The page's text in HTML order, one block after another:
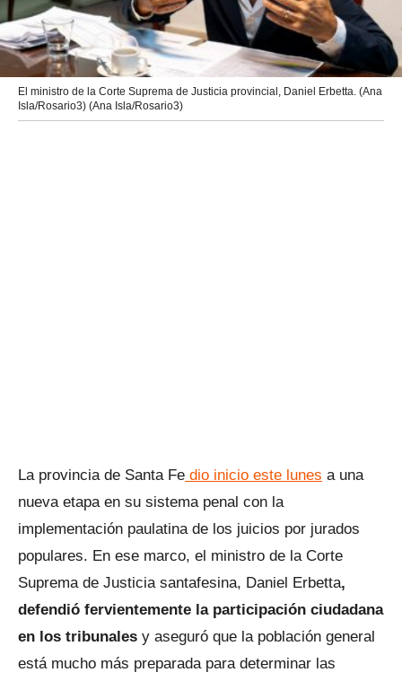
El ministro de la Corte Suprema de Justicia provincial, Daniel Erbetta. (Ana
Isla/Rosario3) (Ana Isla/Rosario3)
La provincia de Santa Fe dio inicio este lunes a una
nueva etapa en su sistema penal con la
implementación paulatina de los juicios por jurados
populares. En ese marco, el ministro de la Corte
Suprema de Justicia santafesina, Daniel Erbetta,
defendió fervientemente la participación ciudadana
en los tribunales y aseguró que la población general
está mucho más preparada para determinar las